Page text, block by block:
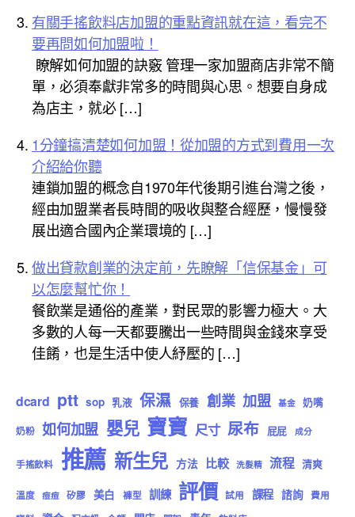
有關手搖飲料店加盟的重點資訊就在這，看完不
要再問如何加盟啦！
瞭解如何加盟的訣竅 管理一家加盟商店非常不簡
單，必須奉獻非常多的時間與心思。想要自身成
為店主，就必 […]
1分鐘搞清楚如何加盟！從加盟的方式到費用一次
介紹給你聽
連鎖加盟的概念自1970年代後期引進台灣之後，
經由加盟業者長時間的吸收與整合經歷，慢慢發
展出適合國內企業環境的 […]
做出貸款創業的決定前，先瞭解「信保基金」可
以怎麼幫忙你！
餐飲業是通俗的產業，對民眾的影響力極大。大
多數的人每一天都要騰出一些時間與金錢來享受
佳餚，也是生活中使人紓壓的 […]
dcard ptt sop 乳液 保濕 保養 創業 加盟 基金 奶嘴
奶粉 如何加盟 嬰兒 寶寶 尺寸 尿布 屁屁 成分
手搖飲料 推薦 新生兒 方法 比較 洗髮精 流程 清爽
溫度 痘痘 矽膠 美白 褲型 訓練 評價 試用 課程 諮詢 費用